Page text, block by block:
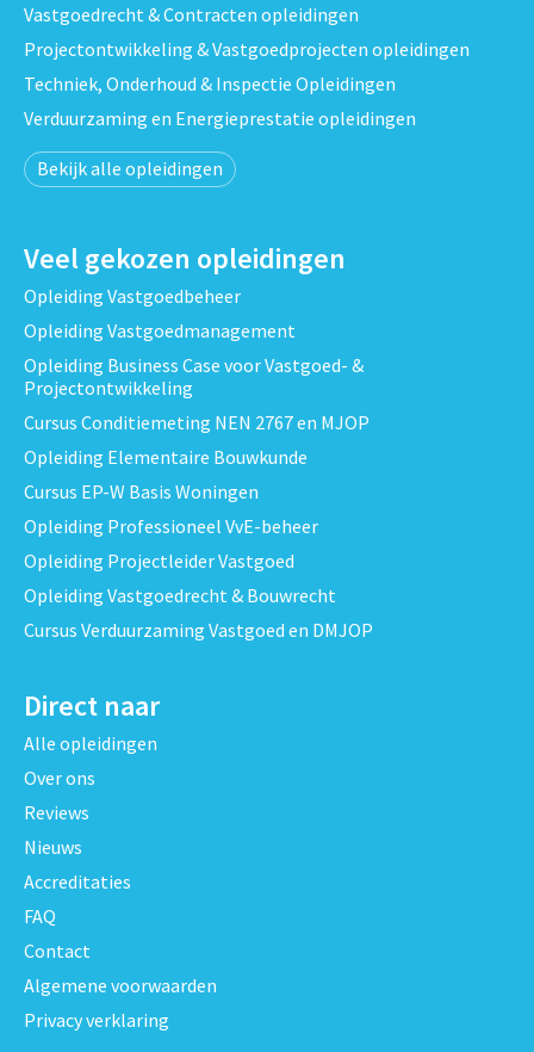
Vastgoedrecht & Contracten opleidingen
Projectontwikkeling & Vastgoedprojecten opleidingen
Techniek, Onderhoud & Inspectie Opleidingen
Verduurzaming en Energieprestatie opleidingen
Bekijk alle opleidingen
Veel gekozen opleidingen
Opleiding Vastgoedbeheer
Opleiding Vastgoedmanagement
Opleiding Business Case voor Vastgoed- &
Projectontwikkeling
Cursus Conditiemeting NEN 2767 en MJOP
Opleiding Elementaire Bouwkunde
Cursus EP-W Basis Woningen
Opleiding Professioneel VvE-beheer
Opleiding Projectleider Vastgoed
Opleiding Vastgoedrecht & Bouwrecht
Cursus Verduurzaming Vastgoed en DMJOP
Direct naar
Alle opleidingen
Over ons
Reviews
Nieuws
Accreditaties
FAQ
Contact
Algemene voorwaarden
Privacy verklaring